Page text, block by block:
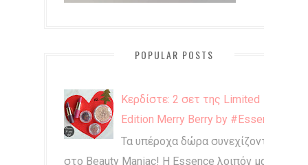
POPULAR POSTS
Κερδίστε: 2 σετ της Limited
Edition Merry Berry by #Essence
Τα υπέροχα δώρα συνεχίζονται
στο Beauty Maniac! Η Essence λοιπόν μας